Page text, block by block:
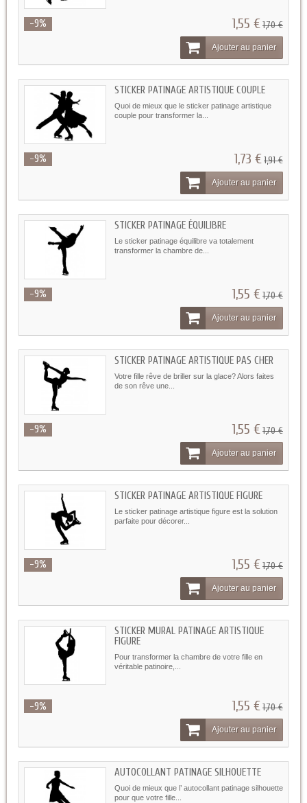
-9% 1,55 €1,70 €
Ajouter au panier
STICKER PATINAGE ARTISTIQUE COUPLE
Quoi de mieux que le sticker patinage artistique
couple pour transformer la...
-9% 1,73 €1,91 €
Ajouter au panier
STICKER PATINAGE ÉQUILIBRE
Le sticker patinage équilibre va totalement
transformer la chambre de...
-9% 1,55 €1,70 €
Ajouter au panier
STICKER PATINAGE ARTISTIQUE PAS CHER
Votre fille rêve de briller sur la glace? Alors faites
de son rêve une...
-9% 1,55 €1,70 €
Ajouter au panier
STICKER PATINAGE ARTISTIQUE FIGURE
Le sticker patinage artistique figure est la solution
parfaite pour décorer...
-9% 1,55 €1,70 €
Ajouter au panier
STICKER MURAL PATINAGE ARTISTIQUE
FIGURE
Pour transformer la chambre de votre fille en
véritable patinoire,...
-9% 1,55 €1,70 €
Ajouter au panier
AUTOCOLLANT PATINAGE SILHOUETTE
Quoi de mieux que l’ autocollant patinage silhouette
pour que votre fille...